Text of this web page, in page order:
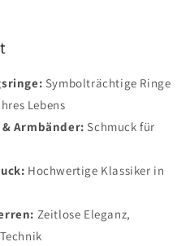
Symbolträchtige Ringe
Lebens
Armbänder: Schmuck für
Hochwertige Klassiker in
Zeitlose Eleganz,